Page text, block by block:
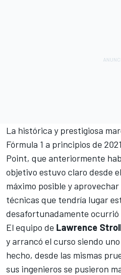
La histórica y prestigiosa
Fórmula 1 a principios de
Point, que anteriormente
objetivo estuvo claro desde
máximo posible y
técnicas que tendría lugar
desafortunadamente
El equipo de Lawrence
y arrancó el curso siendo
hecho, desde las mismas
sus ingenieros se pusieron